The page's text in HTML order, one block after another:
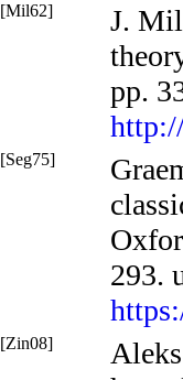
[Mil62]
J.
pp.
[Seg75]
293.
[Zin08]